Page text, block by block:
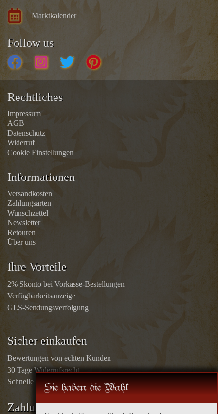
Marktkalender
Follow us
Rechtliches
Impressum
AGB
Datenschutz
Widerruf
Cookie Einstellungen
Informationen
Versandkosten
Zahlungsarten
Wunschzettel
Newsletter
Retouren
Über uns
Ihre Vorteile
2% Skonto bei Vorkasse-Bestellungen
Verfügbarkeitsanzeige
GLS-Sendungsverfolgung
Sicher einkaufen
Bewertungen von echten Kunden
30 Tage Widerrufsrecht
Schnelle Rücküberweisungen
Zahlungsarten
Sie haben die Wahl